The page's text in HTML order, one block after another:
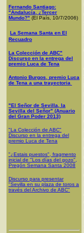
Fernando Santiago:
"Andalucía, ¿Tercer
Mundo?" (El País, 10/7/2006)
La Semana Santa en El
Recuadro
La Colección de ABC"
Discurso en la entrega del
premio Luca de Tena
Antonio Burgos, premio Luca
de Tena a una trayectoria
"El Señor de Sevilla, la
Sevilla del Señor" (Anuario
del Gran Poder 2013)
"La Colección de ABC"
Discurso en la entrega del
premio Luca de Tena
"¿Estais puestos", fragmento
inicial de "Los días del gozo",
Pregón Semana Santa 2008
Discurso para presentar
"Sevilla en su plaza de toros a
través del Archivo de ABC"